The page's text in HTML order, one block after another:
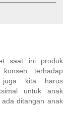
saat ini produk
terhadap
juga kita harus
untuk anak
ditangan anak